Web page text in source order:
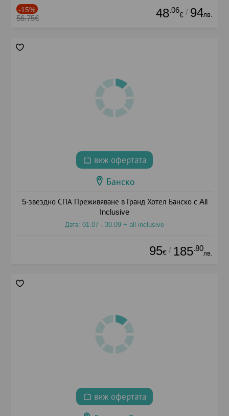
-15%
56.75€ 48.06
€ / 94лв.
виж офертата
Банско
5-звездно СПА Преживяване в Гранд Хотел Банско с All
Inclusive
Дата: 01.07 - 30.09 + all inclusive
95€ / 185.80
лв.
виж офертата